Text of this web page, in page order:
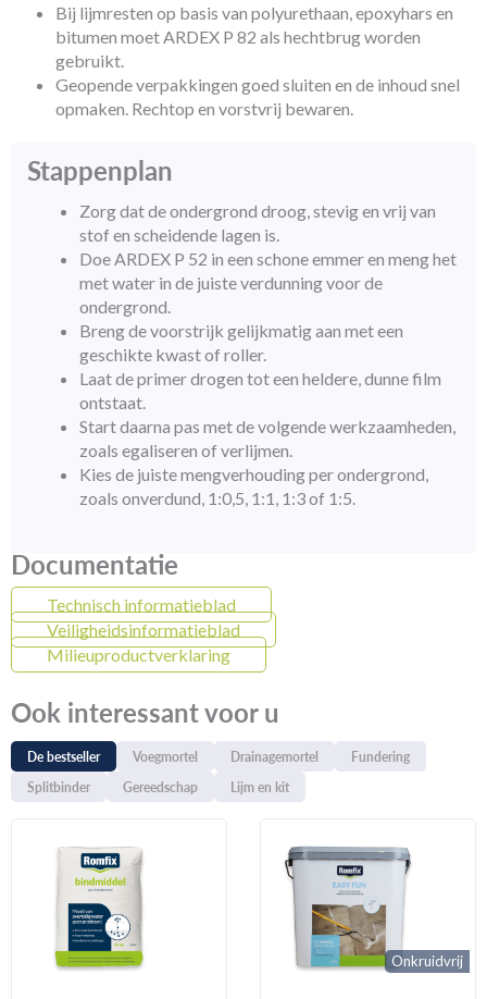
Bij lijmresten op basis van polyurethaan, epoxyhars en
bitumen moet ARDEX P 82 als hechtbrug worden
gebruikt.
Geopende verpakkingen goed sluiten en de inhoud snel
opmaken. Rechtop en vorstvrij bewaren.
Stappenplan
Zorg dat de ondergrond droog, stevig en vrij van
stof en scheidende lagen is.
Doe ARDEX P 52 in een schone emmer en meng het
met water in de juiste verdunning voor de
ondergrond.
Breng de voorstrijk gelijkmatig aan met een
geschikte kwast of roller.
Laat de primer drogen tot een heldere, dunne film
ontstaat.
Start daarna pas met de volgende werkzaamheden,
zoals egaliseren of verlijmen.
Kies de juiste mengverhouding per ondergrond,
zoals onverdund, 1:0,5, 1:1, 1:3 of 1:5.
Documentatie
Technisch informatieblad
Veiligheidsinformatieblad
Milieuproductverklaring
Ook interessant voor u
De bestseller Voegmortel Drainagemortel
Fundering
Splitbinder
Gereedschap Lijm en kit
Onkruidvrij